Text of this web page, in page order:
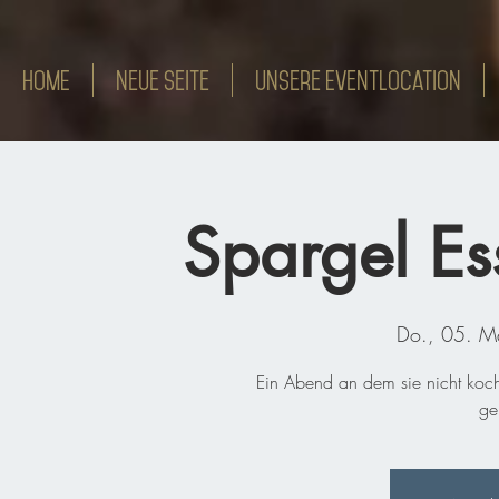
HOME Neue Seite Unsere Eventlocation
Spargel
Do., 05.
Ein Abend an dem sie nicht